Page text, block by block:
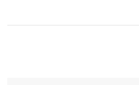
الهندسية التي ارتبطت
الشام ومصر خاصة، حيث يحرص
في الواجهات